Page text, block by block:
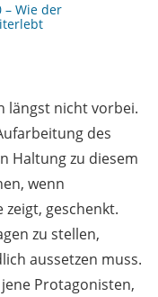
– Wie der
längst nicht vorbei.
des
Haltung zu diesem
wenn
zeigt, geschenkt.
zu stellen,
aussetzen muss.
Protagonisten,